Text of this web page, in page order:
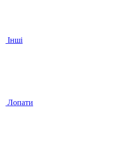
Інші
Лопати